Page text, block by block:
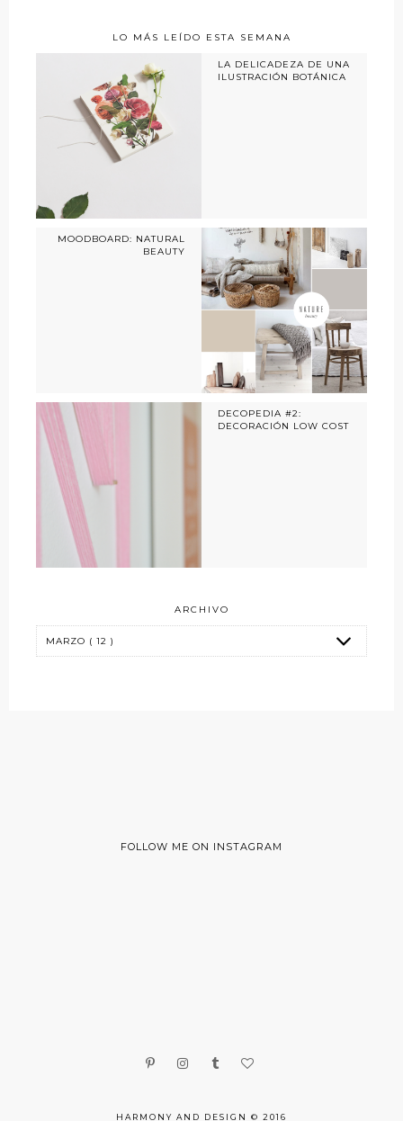
LO MÁS LEÍDO ESTA SEMANA
LA DELICADEZA DE UNA
ILUSTRACIÓN BOTÁNICA
MOODBOARD: NATURAL
BEAUTY
DECOPEDIA #2:
DECORACIÓN LOW COST
ARCHIVO
FOLLOW ME ON INSTAGRAM
HARMONY AND DESIGN © 2016